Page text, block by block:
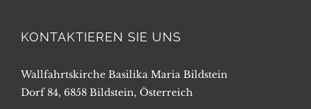
KONTAKTIEREN SIE UNS
Wallfahrtskirche Basilika Maria Bildstein
Dorf 84, 6858 Bildstein, Österreich